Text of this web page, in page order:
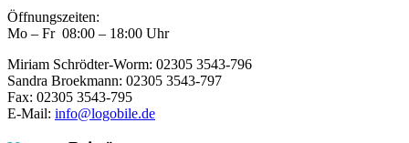
Öffnungszeiten:
Mo – Fr 08:00 – 18:00 Uhr
Miriam Schrödter-Worm: 02305 3543-796
Sandra Broekmann: 02305 3543-797
Fax: 02305 3543-795
E-Mail: info@logobile.de